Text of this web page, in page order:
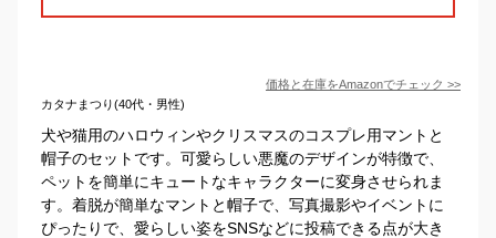
価格と在庫をAmazonでチェック >>
カタナまつり(40代・男性)
犬や猫用のハロウィンやクリスマスのコスプレ用マントと
帽子のセットです。可愛らしい悪魔のデザインが特徴で、
ペットを簡単にキュートなキャラクターに変身させられま
す。着脱が簡単なマントと帽子で、写真撮影やイベントに
ぴったりで、愛らしい姿をSNSなどに投稿できる点が大き